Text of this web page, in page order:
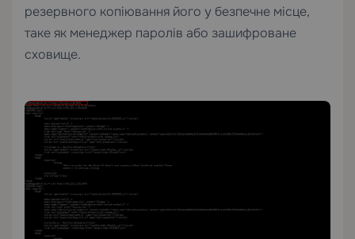
резервного копіювання його у безпечне місце,
таке як менеджер паролів або зашифроване
сховище.